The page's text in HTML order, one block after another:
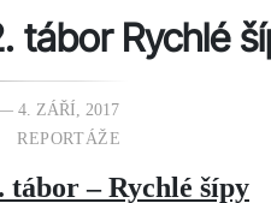
tábor Rychlé
4. ZÁŘÍ, 2017
REPORTÁŽE
tábor – Rychlé šípy